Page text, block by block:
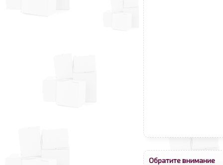
Обратите внимание